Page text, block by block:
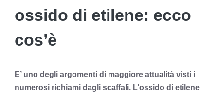
ossido di etilene: ecco
cos’è
E’ uno degli argomenti di maggiore attualità visti i
numerosi richiami dagli scaffali. L’ossido di etilene